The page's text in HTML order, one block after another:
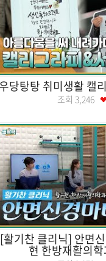
우당탕탕 취미생활 캘
조회 3,246
[활기찬 클리닉] 안면
현 한방재활의